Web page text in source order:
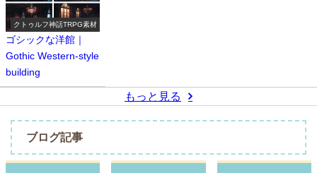
クトゥルフ神話TRPG素材
ゴシックな洋館｜
Gothic Western-style
building
もっと見る
ブログ記事